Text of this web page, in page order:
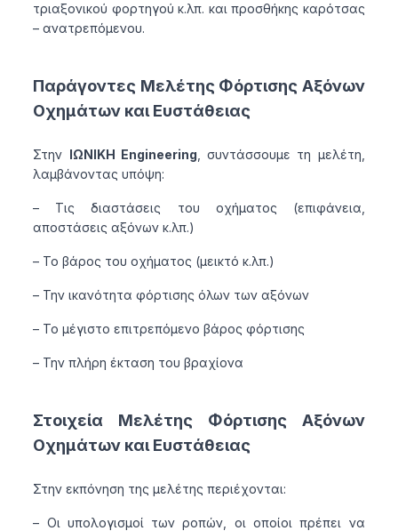
τριαξονικού φορτηγού κ.λπ. και προσθήκης καρότσας
– ανατρεπόμενου.
Παράγοντες Μελέτης Φόρτισης Αξόνων
Οχημάτων και Ευστάθειας
Στην ΙΩΝΙΚΗ Engineering , συντάσσουμε τη μελέτη,
λαμβάνοντας υπόψη:
– Τις διαστάσεις του οχήματος (επιφάνεια,
αποστάσεις αξόνων κ.λπ.)
– Το βάρος του οχήματος (μεικτό κ.λπ.)
– Την ικανότητα φόρτισης όλων των αξόνων
– Το μέγιστο επιτρεπόμενο βάρος φόρτισης
– Την πλήρη έκταση του βραχίονα
Στοιχεία Μελέτης Φόρτισης Αξόνων
Οχημάτων και Ευστάθειας
Στην εκπόνηση της μελέτης περιέχονται:
– Οι υπολογισμοί των ροπών, οι οποίοι πρέπει να